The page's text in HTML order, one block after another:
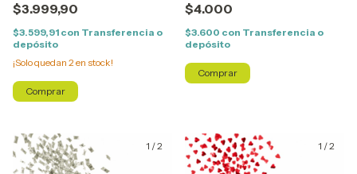
$3.999,90
$3.599,91 con Transferencia o
depósito
¡Solo quedan 2en stock!
$4.000
$3.600 con Transferencia o
depósito
1 /2 1 /2